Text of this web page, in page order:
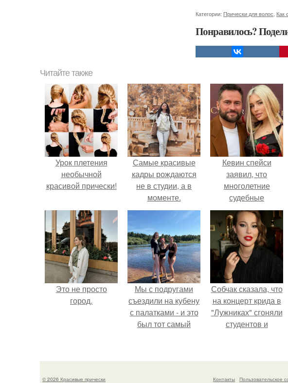
Категории: Прически для волос Как
Понравилось?
Читайте также
Урок плетения
необычной
красивой прически!
Самые красивые
кадры рождаются
не в студии, а в
моменте.
Кевин спейси
заявил, что
многолетние
судебные
разбирательства
практически
уничтожили его
состояние.
Это не просто
город.
Мы с подругами
съездили на кубену
с палатками - и это
был тот самый
смеёшься,
Собчак сказала, что
на концерт крида в
"Лужниках" сгоняли
студентов и
так везде были
© 2026 Красивые прически Контакты Пользовательское